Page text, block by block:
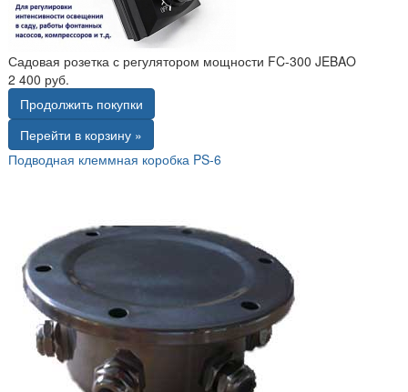
Садовая розетка с регулятором мощности FC-300 JEBAO
2 400 руб.
Продолжить покупки
Перейти в корзину »
Подводная клеммная коробка PS-6